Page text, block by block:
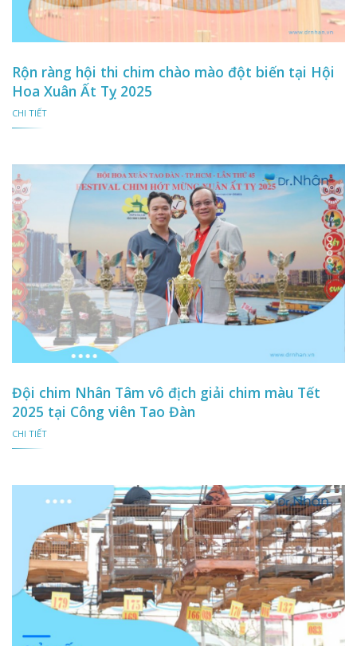
Rộn ràng hội thi chim chào mào đột biến tại Hội
Hoa Xuân Ất Tỵ 2025
CHI TIẾT
Đội chim Nhân Tâm vô địch giải chim màu Tết
2025 tại Công viên Tao Đàn
CHI TIẾT